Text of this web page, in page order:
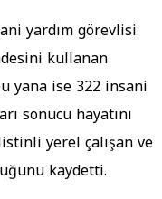
yardım görevlisi
kullanan
yana ise 322 insani
sonucu hayatını
yerel çalışan ve
kaydetti.